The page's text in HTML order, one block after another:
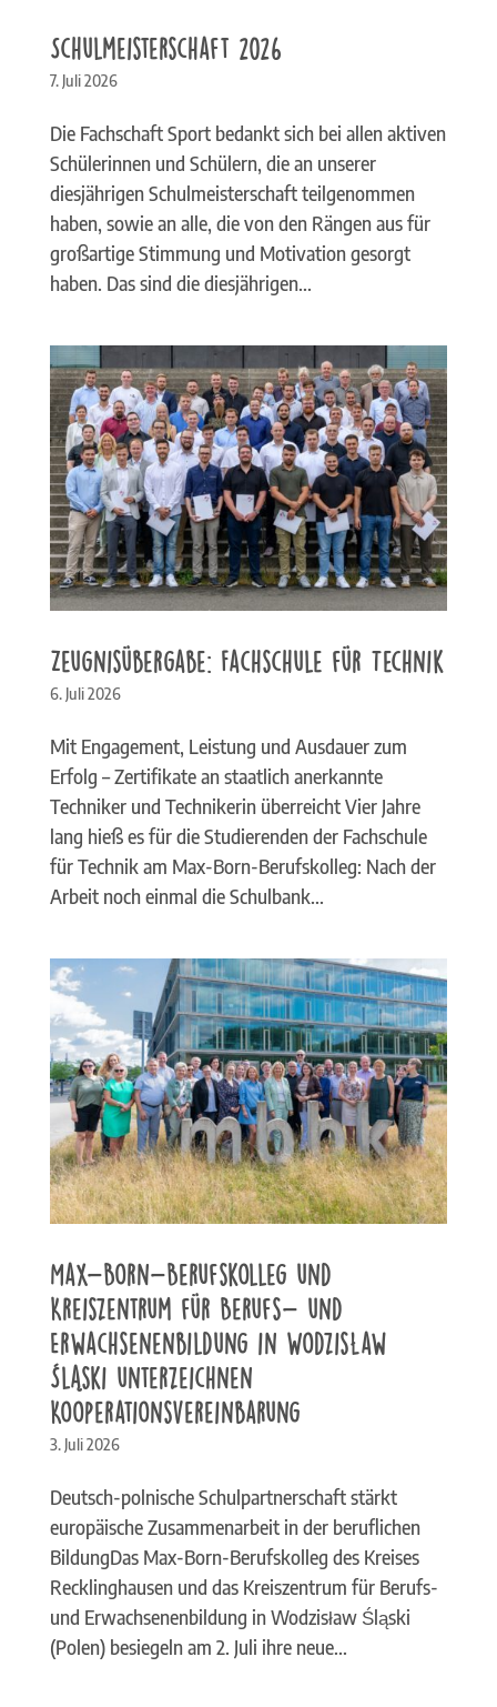
Schulmeisterschaft 2026
7. Juli 2026
Die Fachschaft Sport bedankt sich bei allen aktiven
Schülerinnen und Schülern, die an unserer
diesjährigen Schulmeisterschaft teilgenommen
haben, sowie an alle, die von den Rängen aus für
großartige Stimmung und Motivation gesorgt
haben. Das sind die diesjährigen...
Zeugnisübergabe: Fachschule für Technik
6. Juli 2026
Mit Engagement, Leistung und Ausdauer zum
Erfolg – Zertifikate an staatlich anerkannte
Techniker und Technikerin überreicht Vier Jahre
lang hieß es für die Studierenden der Fachschule
für Technik am Max-Born-Berufskolleg: Nach der
Arbeit noch einmal die Schulbank...
Max-Born-Berufskolleg und
Kreiszentrum für Berufs- und
Erwachsenenbildung in Wodzisław
Śląski unterzeichnen
Kooperationsvereinbarung
3. Juli 2026
Deutsch-polnische Schulpartnerschaft stärkt
europäische Zusammenarbeit in der beruflichen
BildungDas Max-Born-Berufskolleg des Kreises
Recklinghausen und das Kreiszentrum für Berufs-
und Erwachsenenbildung in Wodzisław Śląski
(Polen) besiegeln am 2. Juli ihre neue...